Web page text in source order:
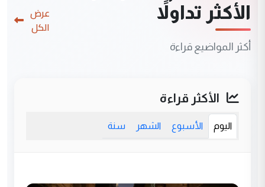
الأكثر تداولاً
أكثر المواضيع قراءة
عرض
الكل
الأكثر قراءة
اليوم الأسبوع الشهر سنة